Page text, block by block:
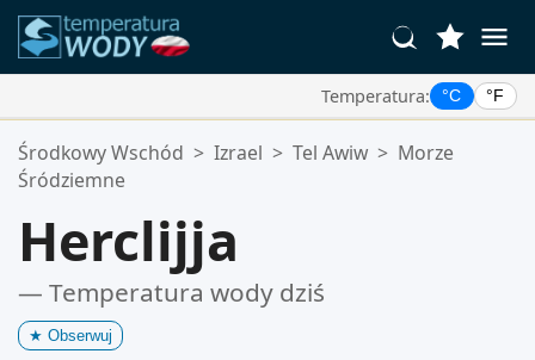
Temperatura: °C °F
Twoje Ulubione Lokalizacje:
Twoja lista ulubionych jest pusta.
Środkowy Wschód > Izrael > Tel Awiw > Morze
Śródziemne
Herclijja
— Temperatura wody dziś
★ Obserwuj